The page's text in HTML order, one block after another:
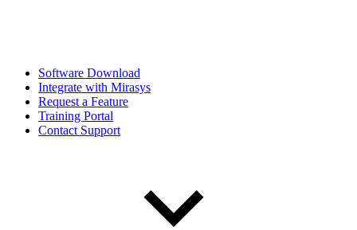
Software Download
Integrate with Mirasys
Request a Feature
Training Portal
Contact Support